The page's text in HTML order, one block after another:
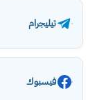
تيليجرام
فيسبوك